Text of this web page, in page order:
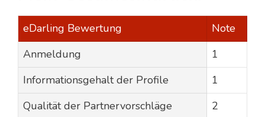
eDarling Bewertung
Note
Anmeldung
1
Informationsgehalt der Profile
1
Qualität der Partnervorschläge
2